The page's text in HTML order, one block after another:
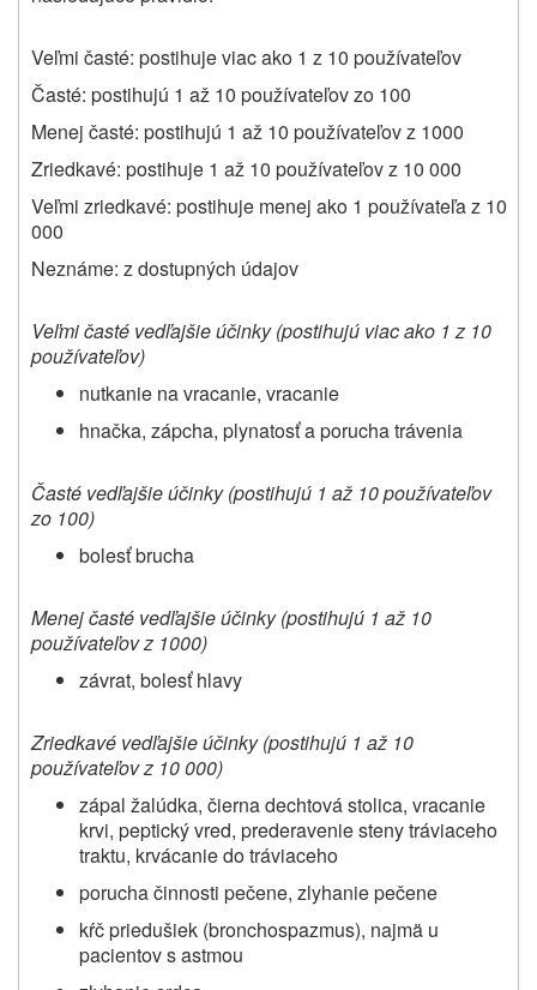
Veľmi časté: postihuje viac ako 1 z 10 používateľov
Časté: postihujú 1 až 10 používateľov zo 100
Menej časté: postihujú 1 až 10 používateľov z 1000
Zriedkavé: postihuje 1 až 10 používateľov z 10 000
Veľmi zriedkavé: postihuje menej ako 1 používateľa z 10
000
Neznáme: z dostupných údajov
Veľmi časté vedľajšie účinky (postihujú viac ako 1 z 10
používateľov)
nutkanie na vracanie, vracanie
hnačka, zápcha, plynatosť a porucha trávenia
Časté vedľajšie účinky (postihujú 1 až 10 používateľov
zo 100)
bolesť brucha
Menej časté vedľajšie účinky (postihujú 1 až 10
používateľov z 1000)
závrat, bolesť hlavy
Zriedkavé vedľajšie účinky (postihujú 1 až 10
používateľov z 10 000)
zápal žalúdka, čierna dechtová stolica, vracanie
krvi, peptický vred, prederavenie steny tráviaceho
traktu, krvácanie do tráviaceho
porucha činnosti pečene, zlyhanie pečene
kŕč priedušiek (bronchospazmus), najmä u
pacientov s astmou